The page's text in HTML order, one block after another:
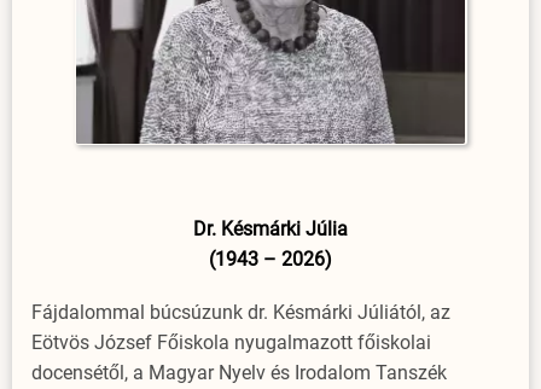
Dr. Késmárki Júlia
(1943 – 2026)
Fájdalommal búcsúzunk dr. Késmárki Júliától, az
Eötvös József Főiskola nyugalmazott főiskolai
docensétől, a Magyar Nyelv és Irodalom Tanszék